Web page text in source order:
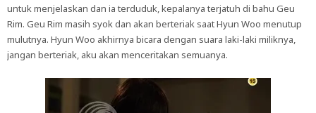
untuk menjelaskan dan ia terduduk, kepalanya terjatuh di bahu Geu
Rim. Geu Rim masih syok dan akan berteriak saat Hyun Woo menutup
mulutnya. Hyun Woo akhirnya bicara dengan suara laki-laki miliknya,
jangan berteriak, aku akan menceritakan semuanya.